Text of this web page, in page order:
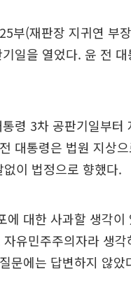
부(재판장 지귀연 부
일을 열었다. 윤 전
령 3차 공판기일부
대통령은 법원 지상
이 법정으로 향했다.
에 대한 사과할 생각
유민주주의자라 생각
문에는 답변하지 않았